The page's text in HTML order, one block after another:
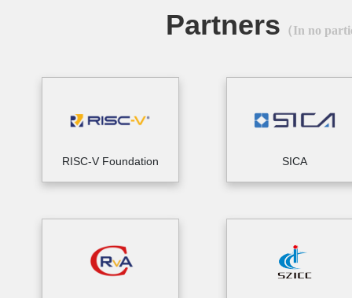
Partners （In no
RISC-V Foundation SICA